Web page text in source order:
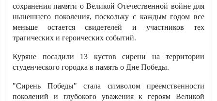
сохранения памяти о Великой Отечественной войне для
нынешнего поколения, поскольку с каждым годом все
меньше остается свидетелей и участников тех
трагических и героических событий.
Куряне посадили 13 кустов сирени на территории
студенческого городка в память о Дне Победы.
"Сирень Победы" стала символом преемственности
поколений и глубокого уважения к героям Великой